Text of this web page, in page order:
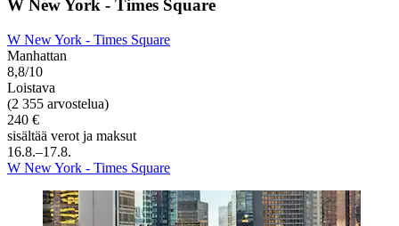
W New York - Times Square
W New York - Times Square
Manhattan
8,8/10
Loistava
(2 355 arvostelua)
240 €
sisältää verot ja maksut
16.8.–17.8.
W New York - Times Square